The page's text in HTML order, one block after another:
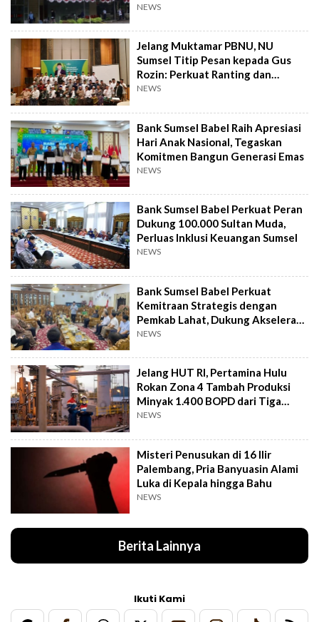
NEWS
Jelang Muktamar PBNU, NU
Sumsel Titip Pesan kepada Gus
Rozin: Perkuat Ranting dan
Pesantren
NEWS
Bank Sumsel Babel Raih Apresiasi
Hari Anak Nasional, Tegaskan
Komitmen Bangun Generasi Emas
NEWS
Bank Sumsel Babel Perkuat Peran
Dukung 100.000 Sultan Muda,
Perluas Inklusi Keuangan Sumsel
NEWS
Bank Sumsel Babel Perkuat
Kemitraan Strategis dengan
Pemkab Lahat, Dukung Akselerasi
Ekonomi Daerah
NEWS
Jelang HUT RI, Pertamina Hulu
Rokan Zona 4 Tambah Produksi
Minyak 1.400 BOPD dari Tiga
Sumur Baru
NEWS
Misteri Penusukan di 16 Ilir
Palembang, Pria Banyuasin Alami
Luka di Kepala hingga Bahu
NEWS
Berita Lainnya
Ikuti Kami